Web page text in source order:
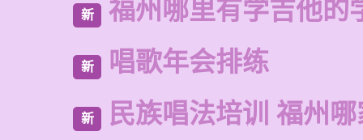
新 福州哪里有学吉他的
新 唱歌年会排练
新 民族唱法培训 福州